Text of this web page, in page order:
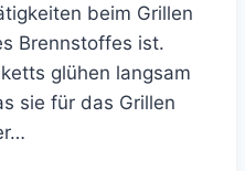
beim Grillen
Brennstoffes ist.
glühen langsam
sie für das Grillen